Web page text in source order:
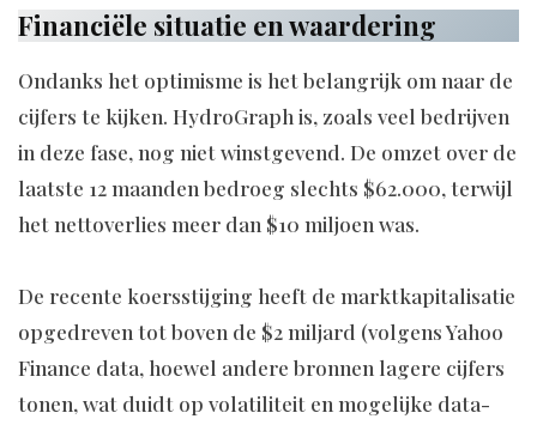
Financiële situatie en waardering
Ondanks het optimisme is het belangrijk om naar de
cijfers te kijken. HydroGraph is, zoals veel bedrijven
in deze fase, nog niet winstgevend. De omzet over de
laatste 12 maanden bedroeg slechts $62.000, terwijl
het nettoverlies meer dan $10 miljoen was.
De recente koersstijging heeft de marktkapitalisatie
opgedreven tot boven de $2 miljard (volgens Yahoo
Finance data, hoewel andere bronnen lagere cijfers
tonen, wat duidt op volatiliteit en mogelijke data-